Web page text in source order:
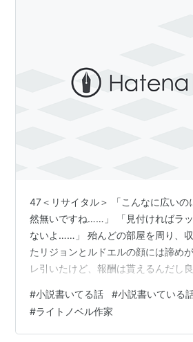
47＜リサイタル＞ 「こんなに広いの
然無いですね……」 「見付ければラ
ないよ……」 殆んどの部屋を周り、
たリジョンとルドエルの顔には諦め
レ引いたけど、報酬は貰えるんだし
た様にデーモンバスターの手入れを
うにルミニーを一瞥して、ガサツに
「そう言えば此の城、前回の魔法で
#小説書いてる話 #小説書いている
#ライトノベル作家